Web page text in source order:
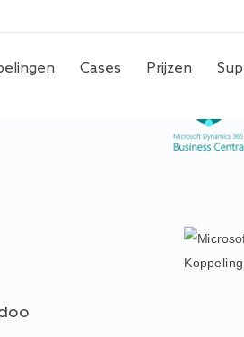
Cases Prijzen